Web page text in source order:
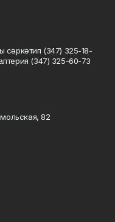
сәркәтип (347) 325-18-
(347) 325-60-73
82